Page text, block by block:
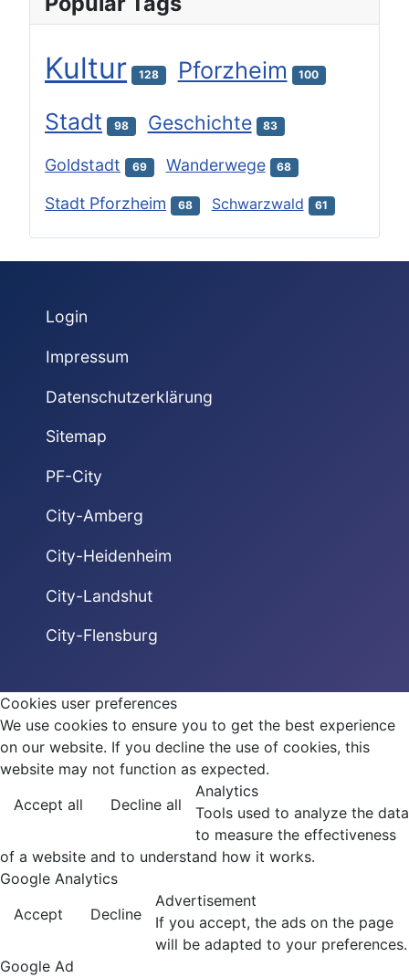
Kultur 128 Pforzheim 100
Stadt 98 Geschichte 83
Goldstadt 69 Wanderwege 68
Stadt Pforzheim 68 Schwarzwald 61
Login
Impressum
Datenschutzerklärung
Sitemap
PF-City
City-Amberg
City-Heidenheim
City-Landshut
City-Flensburg
Cookies user preferences
We use cookies to ensure you to get the best experience
on our website. If you decline the use of cookies, this
website may not function as expected.
Accept all
Decline all
Analytics
Tools used to analyze the data
to measure the effectiveness
of a website and to understand how it works.
Google Analytics
Accept
Decline
Advertisement
If you accept, the ads on the page
will be adapted to your preferences.
Google Ad